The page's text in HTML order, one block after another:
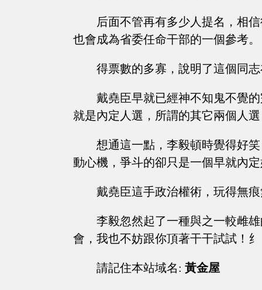
后面不管再有多少人提名，相
也會成為省委任命干部的一個參考。
得票數的多寡，說明了這個同
戴堯臣早就已經神不知鬼不覺
就是內定人選，所謂的其它兩個人
想通這一點，李毅頓時覺得好
動心機，爭斗的卻只是一個早就內
戴堯臣這手政治權術，玩得無
李毅忽然起了一種與之一較雌
會，我也不妨跟你頂著干干試試！纟
請記住本站域名: 黃金屋